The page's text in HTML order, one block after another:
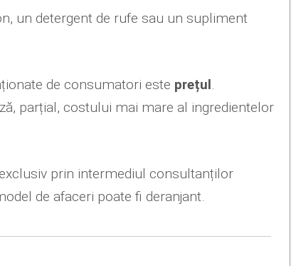
un detergent de rufe sau un supliment
de consumatori este prețul.
parțial, costului mai mare al ingredientelor
prin intermediul consultanților
de afaceri poate fi deranjant.